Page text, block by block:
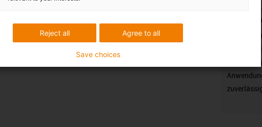
- mit
arbeiten
Agree to all
Reject all
Save choices